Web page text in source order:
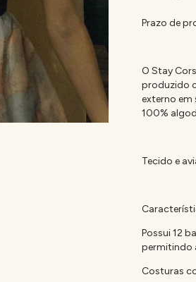
Prazo de
O Stay
produzido
externo
100%
Tecido e
Possui 12
permitindo
Costuras